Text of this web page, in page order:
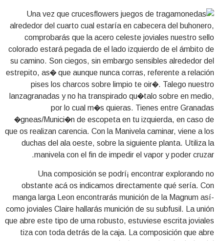
Una vez que cruces
alrededor del cuarto cual estaría en cabecera del buhonero,
comprobarás que la acero celeste joviales nuestro sello
colorado estará pegada de el lado izquierdo de el ámbito de
su camino. Son ciegos, sin embargo sensibles alrededor del
estrepito, as� que aunque nunca corras, referente a relación
pises los charcos sobre limpio te oir�. Talego nuestro
lanzagranadas y no ha transpirado qu�talo sobre en medio,
por lo cual m�s quieras. Tienes entre Granadas
�gneas/Munici�n de escopeta en tu izquierda, en caso de
que os realizan carencia. Con la Manivela caminar, viene a los
duchas del ala oeste, sobre la siguiente planta. Utiliza la
manivela con el fin de impedir el vapor y poder cruzar.
Una composición se podrí¡ encontrar explorando no
obstante acá os indicamos directamente qué serí­a. Con
manga larga Leon encontrarás munición de la Magnum así­
como joviales Claire hallarás munición de su subfusil. La unión
que abre este tipo de urna robusto, estuviese escrita joviales
tiza con toda detrás de la caja. La composición que abre